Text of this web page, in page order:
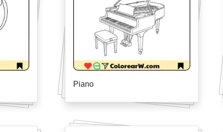
Piano